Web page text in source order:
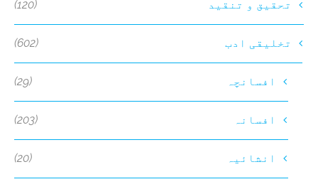
تحقیق و تنقید (120)
تخلیقی ادب (602)
افسانچہ (29)
افسانہ (203)
انشائیہ (20)